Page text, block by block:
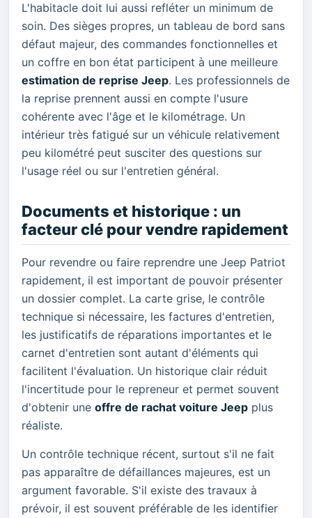
L'habitacle doit lui aussi refléter un minimum de
soin. Des sièges propres, un tableau de bord sans
défaut majeur, des commandes fonctionnelles et
un coffre en bon état participent à une meilleure
estimation de reprise Jeep. Les professionnels de
la reprise prennent aussi en compte l'usure
cohérente avec l'âge et le kilométrage. Un
intérieur très fatigué sur un véhicule relativement
peu kilométré peut susciter des questions sur
l'usage réel ou sur l'entretien général.
Documents et historique : un
facteur clé pour vendre rapidement
Pour revendre ou faire reprendre une Jeep Patriot
rapidement, il est important de pouvoir présenter
un dossier complet. La carte grise, le contrôle
technique si nécessaire, les factures d'entretien,
les justificatifs de réparations importantes et le
carnet d'entretien sont autant d'éléments qui
facilitent l'évaluation. Un historique clair réduit
l'incertitude pour le repreneur et permet souvent
d'obtenir une offre de rachat voiture Jeep plus
réaliste.
Un contrôle technique récent, surtout s'il ne fait
pas apparaître de défaillances majeures, est un
argument favorable. S'il existe des travaux à
prévoir, il est souvent préférable de les identifier